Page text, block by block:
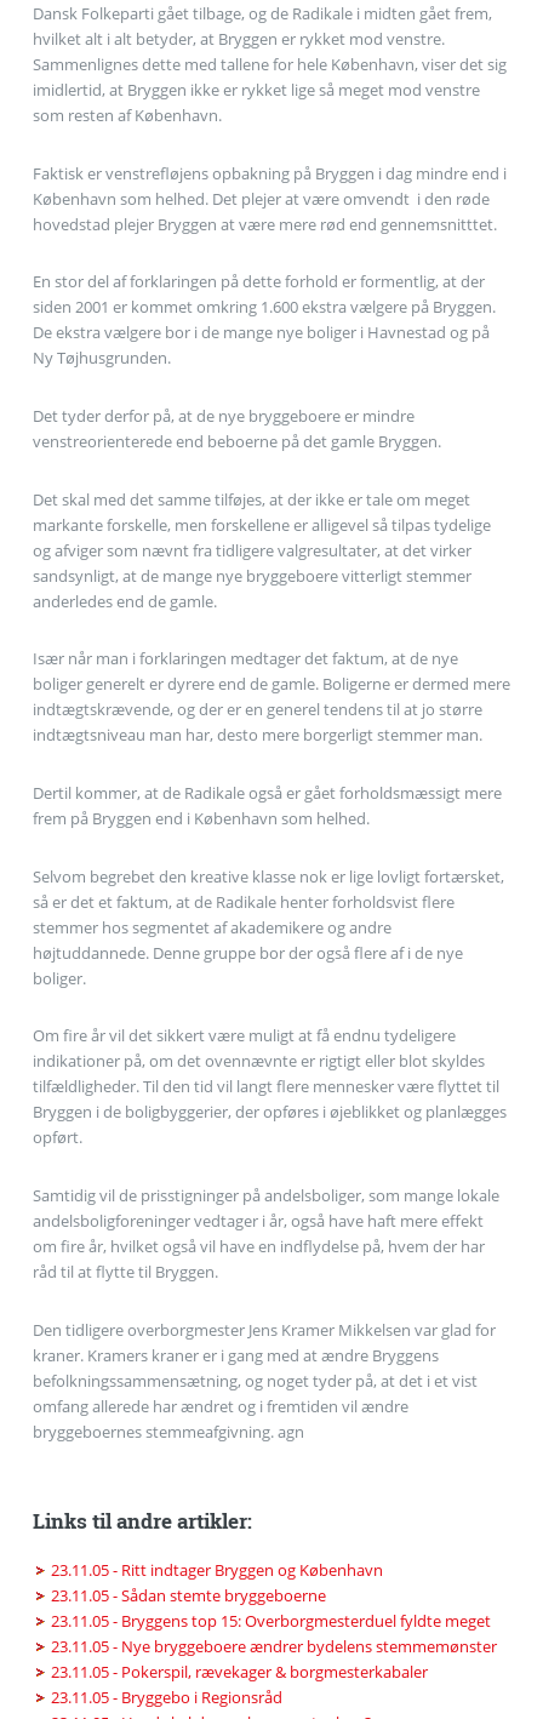
Dansk Folkeparti gået tilbage, og de Radikale i midten gået frem,
hvilket alt i alt betyder, at Bryggen er rykket mod venstre.
Sammenlignes dette med tallene for hele København, viser det sig
imidlertid, at Bryggen ikke er rykket lige så meget mod venstre
som resten af København.
Faktisk er venstrefløjens opbakning på Bryggen i dag mindre end i
København som helhed. Det plejer at være omvendt  i den røde
hovedstad plejer Bryggen at være mere rød end gennemsnitttet.
En stor del af forklaringen på dette forhold er formentlig, at der
siden 2001 er kommet omkring 1.600 ekstra vælgere på Bryggen.
De ekstra vælgere bor i de mange nye boliger i Havnestad og på
Ny Tøjhusgrunden.
Det tyder derfor på, at de nye bryggeboere er mindre
venstreorienterede end beboerne på det gamle Bryggen.
Det skal med det samme tilføjes, at der ikke er tale om meget
markante forskelle, men forskellene er alligevel så tilpas tydelige
og afviger som nævnt fra tidligere valgresultater, at det virker
sandsynligt, at de mange nye bryggeboere vitterligt stemmer
anderledes end de gamle.
Især når man i forklaringen medtager det faktum, at de nye
boliger generelt er dyrere end de gamle. Boligerne er dermed mere
indtægtskrævende, og der er en generel tendens til at jo større
indtægtsniveau man har, desto mere borgerligt stemmer man.
Dertil kommer, at de Radikale også er gået forholdsmæssigt mere
frem på Bryggen end i København som helhed.
Selvom begrebet den kreative klasse nok er lige lovligt fortærsket,
så er det et faktum, at de Radikale henter forholdsvist flere
stemmer hos segmentet af akademikere og andre
højtuddannede. Denne gruppe bor der også flere af i de nye
boliger.
Om fire år vil det sikkert være muligt at få endnu tydeligere
indikationer på, om det ovennævnte er rigtigt eller blot skyldes
tilfældligheder. Til den tid vil langt flere mennesker være flyttet til
Bryggen i de boligbyggerier, der opføres i øjeblikket og planlægges
opført.
Samtidig vil de prisstigninger på andelsboliger, som mange lokale
andelsboligforeninger vedtager i år, også have haft mere effekt
om fire år, hvilket også vil have en indflydelse på, hvem der har
råd til at flytte til Bryggen.
Den tidligere overborgmester Jens Kramer Mikkelsen var glad for
kraner. Kramers kraner er i gang med at ændre Bryggens
befolkningssammensætning, og noget tyder på, at det i et vist
omfang allerede har ændret og i fremtiden vil ændre
bryggeboernes stemmeafgivning. agn
Links til andre artikler:
23.11.05 - Ritt indtager Bryggen og København
23.11.05 - Sådan stemte bryggeboerne
23.11.05 - Bryggens top 15: Overborgmesterduel fyldte meget
23.11.05 - Nye bryggeboere ændrer bydelens stemmemønster
23.11.05 - Pokerspil, rævekager & borgmesterkabaler
23.11.05 - Bryggebo i Regionsråd